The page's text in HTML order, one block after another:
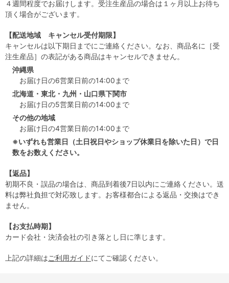
４週間程度でお届けします。受注生産品の場合は１ヶ月以上お待ち
頂く場合がございます。
【配送地域 キャンセル受付期限】
キャンセルは以下期日までにご連絡ください。なお、商品名に［受
注生産品］の表記がある商品はキャンセルできません。
沖縄県
お届け日の6営業日前の14:00まで
北海道・東北・九州・山口県下関市
お届け日の5営業日前の14:00まで
その他の地域
お届け日の4営業日前の14:00まで
※いずれも営業日（土日祝日やショップ休業日を除いた日）で日
数をお数えください。
【返品】
初期不良・誤品の場合は、商品到着後7日以内にご連絡ください。送
料は弊社負担で対応致します。お客様都合による返品・交換はでき
ません。
【お支払時期】
カード会社・決済会社の引き落とし日に準じます。
上記の詳細はご利用ガイドにてご確認ください。